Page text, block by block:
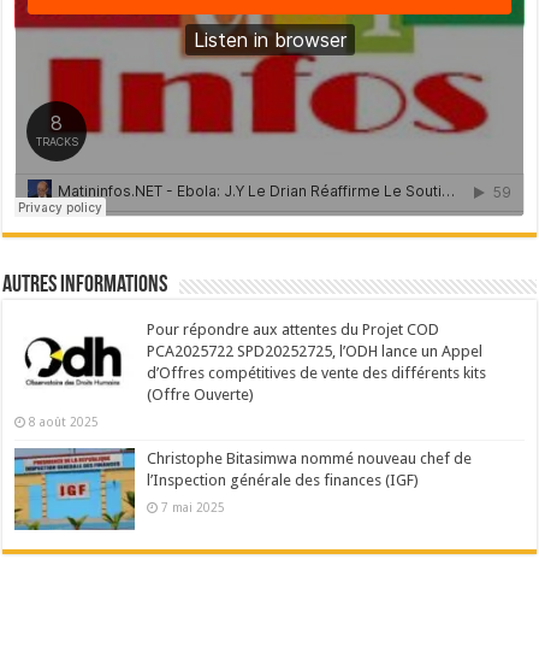
Autres Informations
Pour répondre aux attentes du Projet COD
PCA2025722 SPD20252725, l’ODH lance un Appel
d’Offres compétitives de vente des différents kits
(Offre Ouverte)
8 août 2025
Christophe Bitasimwa nommé nouveau chef de
l’Inspection générale des finances (IGF)
7 mai 2025